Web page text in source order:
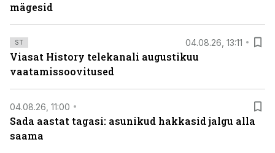
mägesid
ST 04.08.26, 13:11
Viasat History telekanali augustikuu
vaatamissoovitused
04.08.26, 11:00
Sada aastat tagasi: asunikud hakkasid jalgu alla
saama